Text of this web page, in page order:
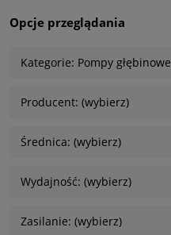
Opcje przeglądania
Kategorie: Pompy głębinowe
Producent: (wybierz)
Średnica: (wybierz)
Wydajność: (wybierz)
Zasilanie: (wybierz)